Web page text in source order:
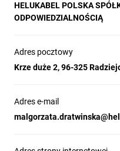
HELUKABEL POLSKA
ODPOWIEDZIALNOŚCIĄ
Adres pocztowy
Krze duże 2, 96-325
Adres e-mail